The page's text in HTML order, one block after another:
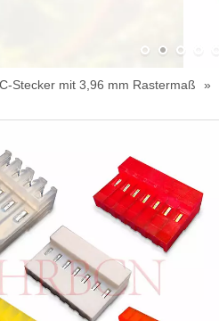
Stecker mit 3,96 mm Rastermaß »